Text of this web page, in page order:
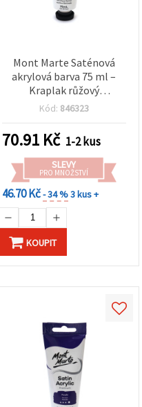
Mont Marte Saténová
akrylová barva 75 ml –
Kraplak růžový
(starorůžová)
Kód: 846323
70.91 Kč 1-2 kus
SLEVY
PRO MNOŽSTVÍ
46.70 Kč- 34 %3 kus +
KOUPIT